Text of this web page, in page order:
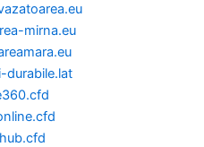
mirna.eu
durabile.lat